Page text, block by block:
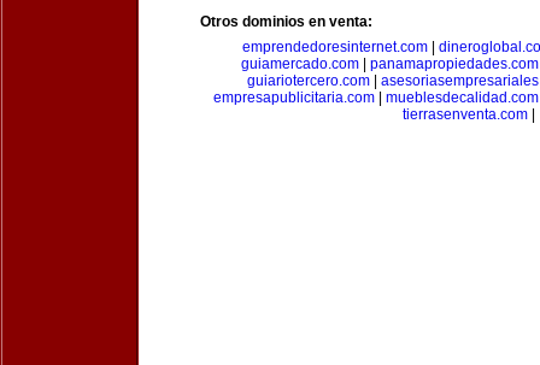
Otros dominios en venta:
emprendedoresinternet.com
guiamercado.com| panamapropiedades.com
guiariotercero.com|
empresapublicitaria.com| mueblesdecalidad.com
tierrasenventa.com